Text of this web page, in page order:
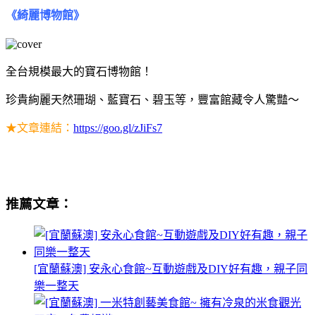
《綺麗博物館》
全台規模最大的寶石博物館！
珍貴絢麗天然珊瑚、藍寶石、碧玉等，豐富館藏令人驚豔～
★文章連結： https://goo.gl/zJiFs7
推薦文章：
[宜蘭蘇澳] 安永心食館~互動遊戲及DIY好有趣，親子同
樂一整天